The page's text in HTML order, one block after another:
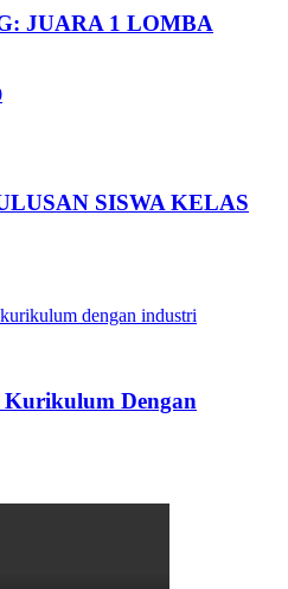
JUARA 1 LOMBA
SISWA KELAS
Kurikulum Dengan